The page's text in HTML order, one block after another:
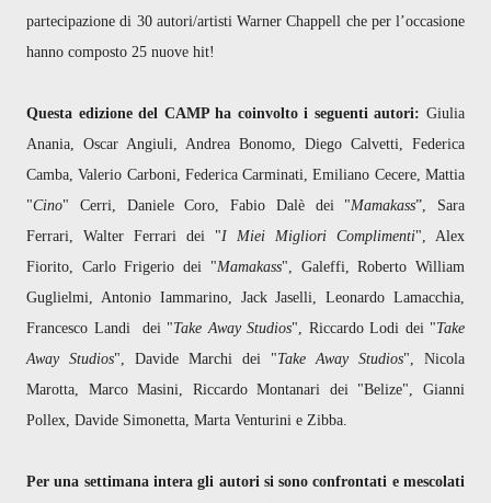
partecipazione di 30 autori/artisti Warner Chappell che per l’occasione
hanno composto 25 nuove hit!
Questa edizione del CAMP ha coinvolto i seguenti autori: Giulia
Anania, Oscar Angiuli, Andrea Bonomo, Diego Calvetti, Federica
Camba, Valerio Carboni, Federica Carminati, Emiliano Cecere, Mattia
"Cino" Cerri, Daniele Coro, Fabio Dalè dei "Mamakass”, Sara
Ferrari, Walter Ferrari dei "I Miei Migliori Complimenti", Alex
Fiorito, Carlo Frigerio dei "Mamakass", Galeffi, Roberto William
Guglielmi, Antonio Iammarino, Jack Jaselli, Leonardo Lamacchia,
Francesco Landi dei "Take Away Studios", Riccardo Lodi dei "Take
Away Studios", Davide Marchi dei "Take Away Studios", Nicola
Marotta, Marco Masini, Riccardo Montanari dei "Belize", Gianni
Pollex, Davide Simonetta, Marta Venturini e Zibba.
Per una settimana intera gli autori si sono confrontati e mescolati